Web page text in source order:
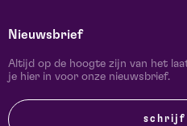
Nieuwsbrief
Altijd op de hoogte zijn van het
je hier in voor onze nieuwsbrief.
schrijf